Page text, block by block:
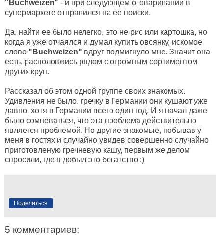
"Buchweizen" - и при следующем отоваривании в
супермаркете отправился на ее поиски.
Да, найти ее было нелегко, это не рис или картошка, но
когда я уже отчаялся и думал купить овсянку, искомое
слово "Buchweizen" вдруг подмигнуло мне. Значит она
есть, располовжись рядом с огромным сортиментом
других круп.
Рассказал об этом одной группе своих знакомых.
Удивления не было, гречку в Германии они кушают уже
давно, хотя в Германии всего один год. И я начал даже
было сомневаться, что эта проблема действительно
является проблемой. Но другие знакомые, побывав у
меня в гостях и случайно увидев совершенно случайно
приготовленую гречневую кашу, первым же делом
спросили, где я добыл это богатство :)
Поделиться
5 комментариев: